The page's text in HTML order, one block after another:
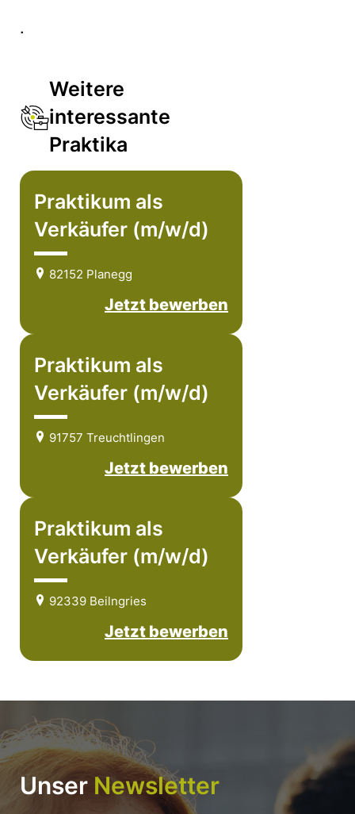
.
Weitere
interessante
Praktika
Praktikum als
Verkäufer (m/w/d)
82152 Planegg
Jetzt bewerben
Praktikum als
Verkäufer (m/w/d)
91757 Treuchtlingen
Jetzt bewerben
Praktikum als
Verkäufer (m/w/d)
92339 Beilngries
Jetzt bewerben
Unser Newsletter